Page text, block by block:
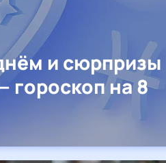
и сюрпризы
на 8